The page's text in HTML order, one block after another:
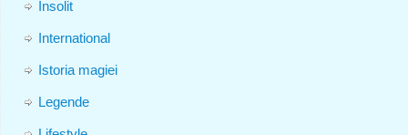
Insolit
International
Istoria magiei
Legende